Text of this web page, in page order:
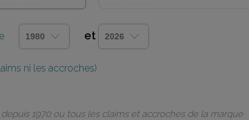
et
ni les accroches)
1970 ou tous les claims et accroches de la marque